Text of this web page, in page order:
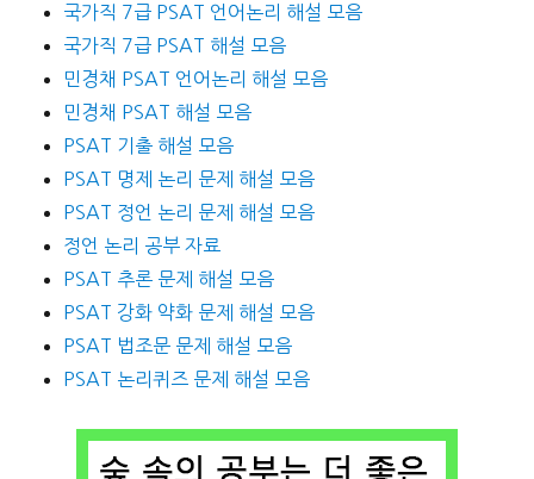
국가직 7급 PSAT 언어논리 해설 모음
국가직 7급 PSAT 해설 모음
민경채 PSAT 언어논리 해설 모음
민경채 PSAT 해설 모음
PSAT 기출 해설 모음
PSAT 명제 논리 문제 해설 모음
PSAT 정언 논리 문제 해설 모음
정언 논리 공부 자료
PSAT 추론 문제 해설 모음
PSAT 강화 약화 문제 해설 모음
PSAT 법조문 문제 해설 모음
PSAT 논리퀴즈 문제 해설 모음